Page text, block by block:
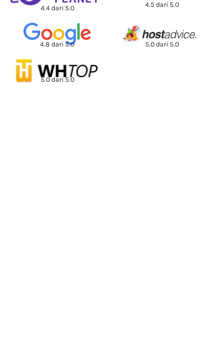
4.4 dari 5.0 4.5 dari 5.0
4.8 dari 5.0 5.0 dari 5.0
5.0 dari 5.0